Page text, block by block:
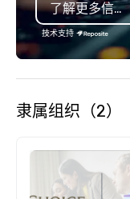
了解更多信息
技术支持
隶属组织（2）